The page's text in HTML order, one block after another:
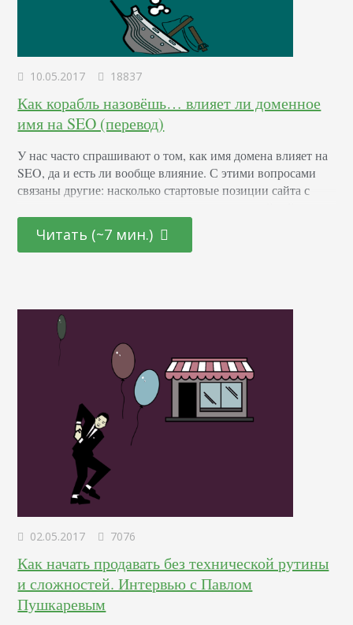
10.05.2017 18837
Как корабль назовёшь… влияет ли доменное
имя на SEO (перевод)
У нас часто спрашивают о том, как имя домена влияет на
SEO, да и есть ли вообще влияние. С этими вопросами
связаны другие: насколько стартовые позиции сайта с
брендом в адресе, различается ли влияние доменного
имени в зависимости от локации, зачем использовать
Читать (~7 мин.)
02.05.2017 7076
Как начать продавать без технической рутины
и сложностей. Интервью с Павлом
Пушкаревым